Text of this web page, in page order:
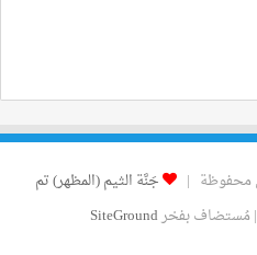
جَنَّة الثيم (المظهر) تم
| مُستضاف بفخرSiteGround